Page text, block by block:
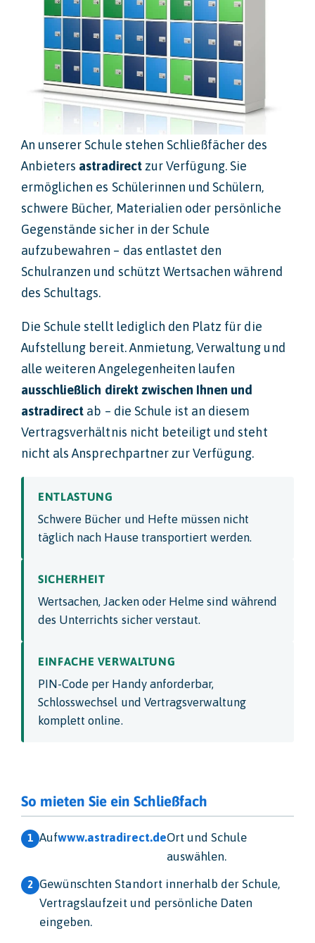
An unserer Schule stehen Schließfächer des
Anbieters astradirectzur Verfügung. Sie
ermöglichen es Schülerinnen und Schülern,
schwere Bücher, Materialien oder persönliche
Gegenstände sicher in der Schule
aufzubewahren – das entlastet den
Schulranzen und schützt Wertsachen während
des Schultags.
Die Schule stellt lediglich den Platz für die
Aufstellung bereit. Anmietung, Verwaltung und
alle weiteren Angelegenheiten laufen
ausschließlich direkt zwischen Ihnen und
astradirect ab – die Schule ist an diesem
Vertragsverhältnis nicht beteiligt und steht
nicht als Ansprechpartner zur Verfügung.
ENTLASTUNG
Schwere Bücher und Hefte müssen nicht
täglich nach Hause transportiert werden.
SICHERHEIT
Wertsachen, Jacken oder Helme sind während
des Unterrichts sicher verstaut.
EINFACHE VERWALTUNG
PIN-Code per Handy anforderbar,
Schlosswechsel und Vertragsverwaltung
komplett online.
So mieten Sie ein Schließfach
Aufwww.astradirect.deOrt und Schule
auswählen.
Gewünschten Standort innerhalb der Schule,
Vertragslaufzeit und persönliche Daten
eingeben.